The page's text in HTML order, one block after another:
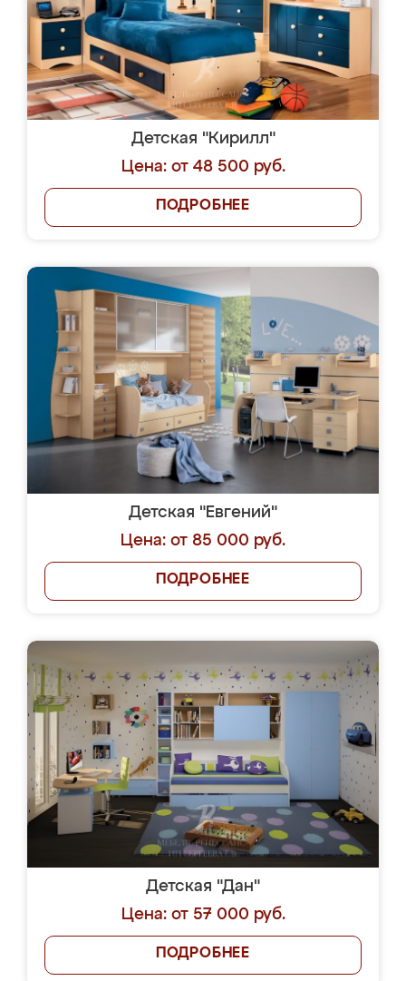
Детская "Кирилл"
Цена: от 48 500 руб.
ПОДРОБНЕЕ
Детская "Евгений"
Цена: от 85 000 руб.
ПОДРОБНЕЕ
Детская "Дан"
Цена: от 57 000 руб.
ПОДРОБНЕЕ